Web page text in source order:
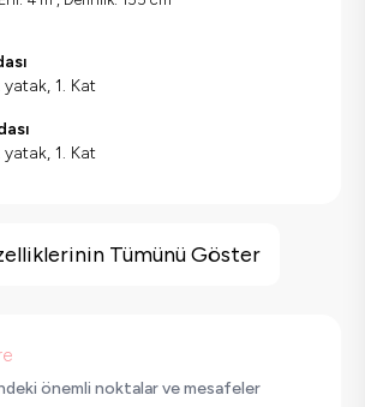
1. Kat
yatak, 1. Kat
Tümünü Göster
önemli noktalar ve mesafeler